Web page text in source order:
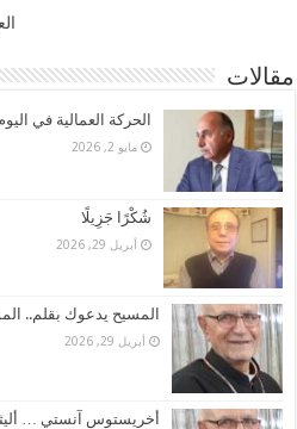
مقالات
الحركة العمالية في
مايو 2, 2026
شُكْرًا جَزِيلًا
أبريل 29, 2026
المسيح يدعوك بقلم..
أبريل 29, 2026
أخريستوس آنستي …